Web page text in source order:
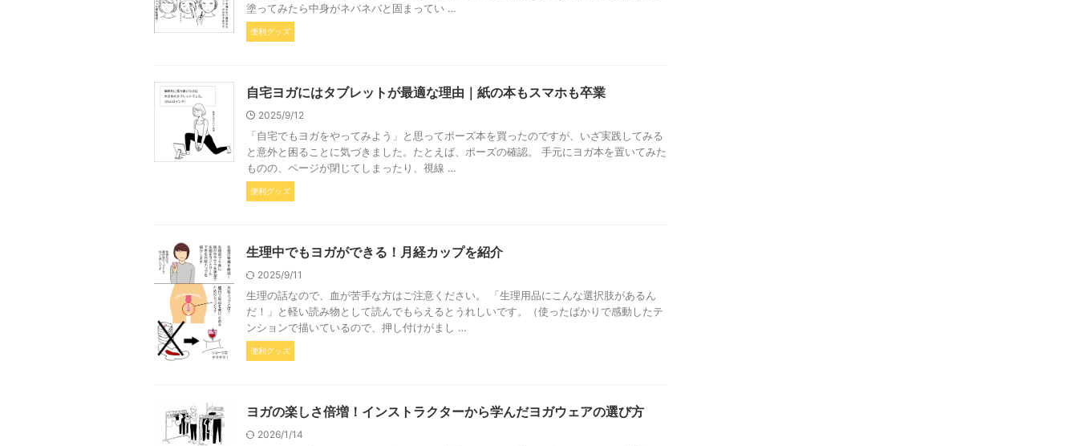
塗ってみたら中身がネバネバと固まってい …
便利グッズ
自宅ヨガにはタブレットが最適な理由｜紙の本もスマホも卒業
2025/9/12
「自宅でもヨガをやってみよう」と思ってポーズ本を買ったのですが、いざ実践してみる
と意外と困ることに気づきました。たとえば、ポーズの確認。 手元にヨガ本を置いてみた
ものの、ページが閉じてしまったり、視線 …
便利グッズ
生理中でもヨガができる！月経カップを紹介
2025/9/11
生理の話なので、血が苦手な方はご注意ください。 「生理用品にこんな選択肢があるん
だ！」と軽い読み物として読んでもらえるとうれしいです。（使ったばかりで感動したテ
ンションで描いているので、押し付けがまし …
便利グッズ
ヨガの楽しさ倍増！インストラクターから学んだヨガウェアの選び方
2026/1/14